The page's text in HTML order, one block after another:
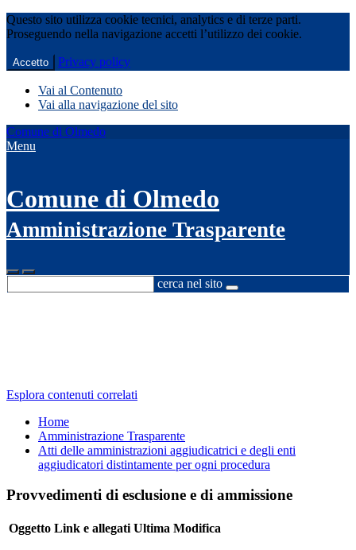
Questo sito utilizza cookie tecnici, analytics e di terze parti.
Proseguendo nella navigazione accetti l’utilizzo dei cookie.
Accetto Privacy policy
Vai al Contenuto
Vai alla navigazione del sito
Comune di Olmedo
Menu
Comune di Olmedo
Amministrazione Trasparente
cerca nel sito
Esplora contenuti correlati
Home
Amministrazione Trasparente
Atti delle amministrazioni aggiudicatrici e degli enti
aggiudicatori distintamente per ogni procedura
Provvedimenti di esclusione e di ammissione
Oggetto Link e allegati Ultima Modifica